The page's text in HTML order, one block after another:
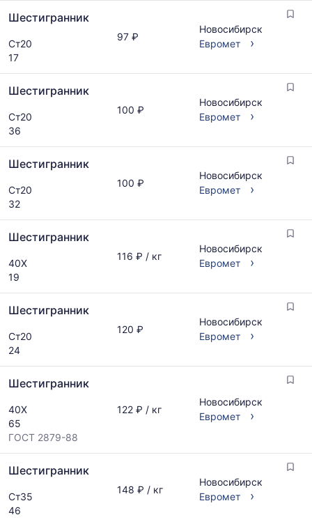
данным
прайс-
листов
поставщиков
месяц.
рассчитывается
по
актуальным
предложениям
обновляется
по
мере
обновления
листов.
цен
металлопрокат
указанием
ГОСТ,
поставщиков
по
запросу
Шестигранник
Ст20
17
97 ₽
Новосибирск
Евромет
›
Шестигранник
Ст20
36
100 ₽
Новосибирск
Евромет
›
Шестигранник
Ст20
32
100 ₽
Новосибирск
Евромет
›
Шестигранник
40Х
19
116 ₽ / кг
Новосибирск
Евромет
›
Шестигранник
Ст20
24
120 ₽
Новосибирск
Евромет
›
Шестигранник
40Х
65
ГОСТ 2879-88
122 ₽ / кг
Новосибирск
Евромет
›
Шестигранник
Ст35
46
148 ₽ / кг
Новосибирск
Евромет
›